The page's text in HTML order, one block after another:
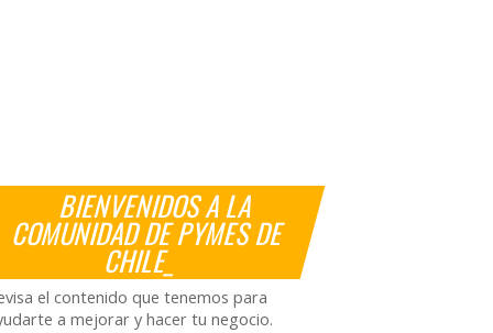
BIENVENIDOS A LA
COMUNIDAD DE PYMES DE
CHILE_
el contenido que tenemos para
a mejorar y hacer tu negocio.